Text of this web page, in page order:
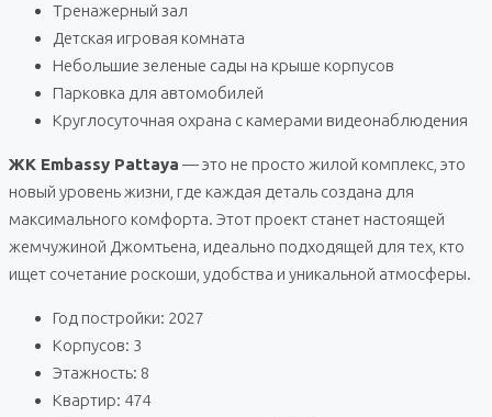
Тренажерный зал
Детская игровая комната
Небольшие зеленые сады на крыше корпусов
Парковка для автомобилей
Круглосуточная охрана с камерами видеонаблюдения
ЖК Embassy Pattaya — это не просто жилой комплекс, это
новый уровень жизни, где каждая деталь создана для
максимального комфорта. Этот проект станет настоящей
жемчужиной Джомтьена, идеально подходящей для тех, кто
ищет сочетание роскоши, удобства и уникальной атмосферы.
Год постройки: 2027
Корпусов: 3
Этажность: 8
Квартир: 474